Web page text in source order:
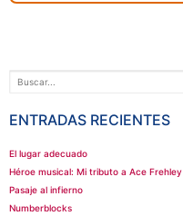
Buscar
ENTRADAS RECIENTES
El lugar adecuado
Héroe musical: Mi tributo a Ace Frehley
Pasaje al infierno
Numberblocks